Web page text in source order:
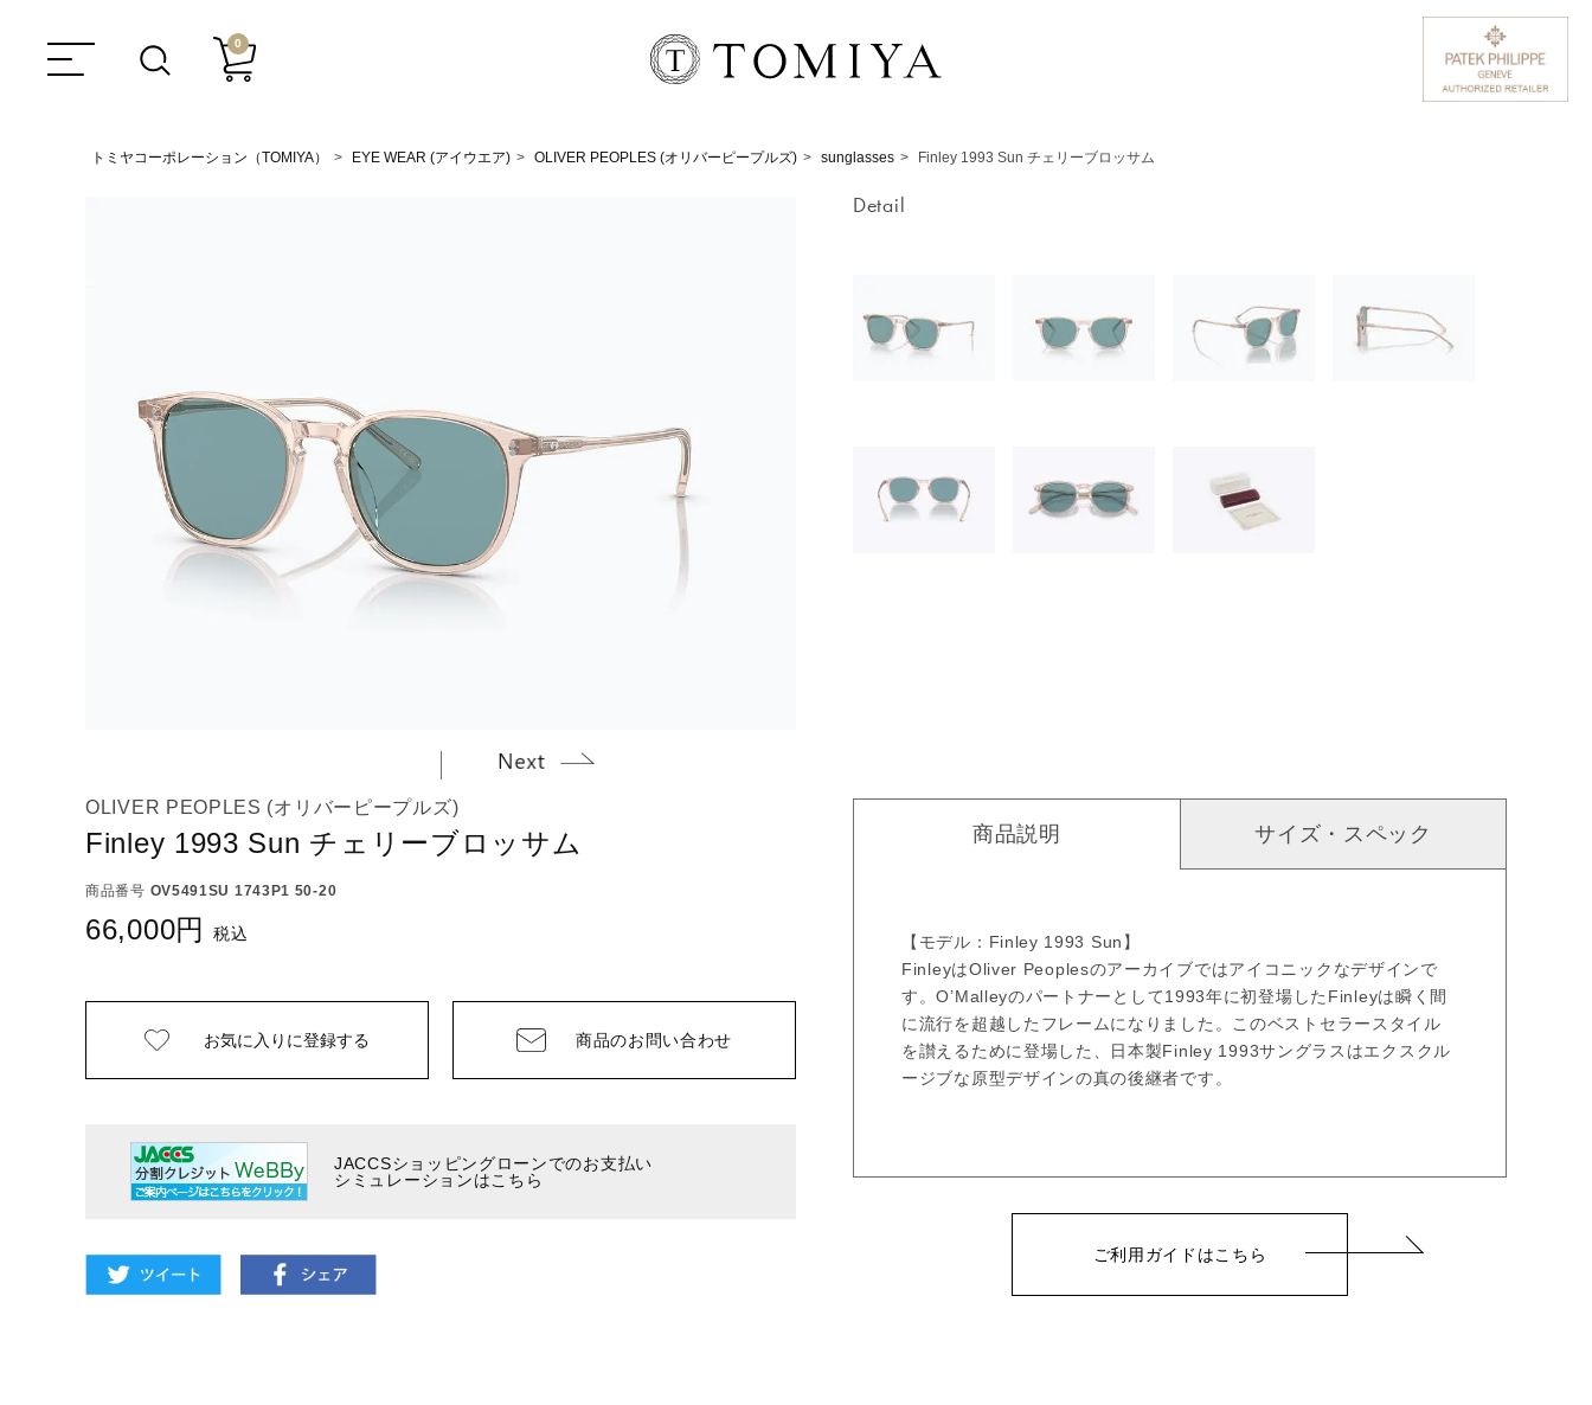
0
トミヤコーポレーション（TOMIYA） EYE WEAR (アイウエア) OLIVER PEOPLES (オリバーピープルズ) sunglasses Finley 1993 Sun チェリーブロッサム
Detail
OLIVER PEOPLES (オリバーピープルズ)
Finley 1993 Sun チェリーブロッサム
商品番号 OV5491SU 1743P1 50-20
66,000 税込
お気に入りに登録する 商品のお問い合わせ
JACCSショッピングローンでのお支払い
シミュレーションはこちら
商品説明 サイズ・スペック
【モデル：Finley 1993 Sun】
FinleyはOliver Peoplesのアーカイブではアイコニックなデザインで
す。O’Malleyのパートナーとして1993年に初登場したFinleyは瞬く間
に流行を超越したフレームになりました。このベストセラースタイル
を讃えるために登場した、日本製Finley 1993サングラスはエクスクル
ージブな原型デザインの真の後継者です。
ご利用ガイドはこちら